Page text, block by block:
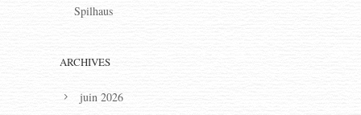
Spilhaus
ARCHIVES
juin 2026